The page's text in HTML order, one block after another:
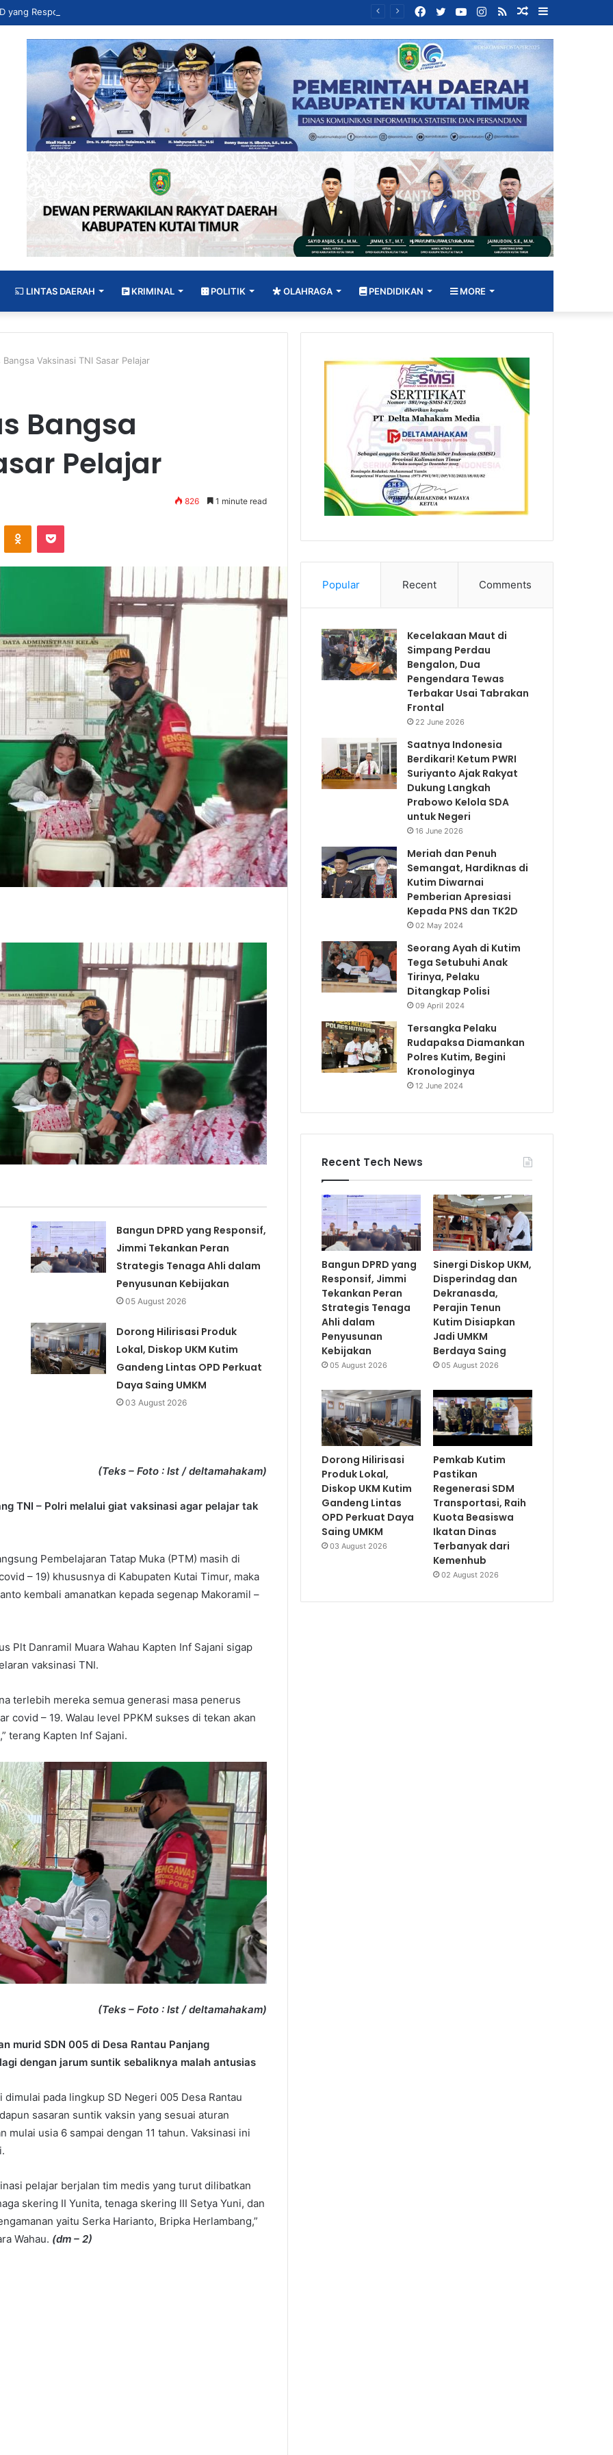
Random
Article
RSS
Instagram
YouTube
Twitter
Facebook
LINTAS DAERAH KRIMINAL POLITIK OLAHRAGA PENDIDIKAN MORE
Vaksinasi TNI Sasar Pelajar
Bangsa
Pelajar
826 1 minute read
Bangun DPRD yang Responsif,
Jimmi Tekankan Peran
Strategis Tenaga Ahli dalam
Penyusunan Kebijakan
05 August 2026
Dorong Hilirisasi Produk
Lokal, Diskop UKM Kutim
Gandeng Lintas OPD Perkuat
Daya Saing UMKM
03 August 2026
(Teks – Foto : Ist / deltamahakam)
TNI – Polri melalui giat vaksinasi agar pelajar tak
Pembelajaran Tatap Muka (PTM) masih di
– 19) khususnya di Kabupaten Kutai Timur, maka
kembali amanatkan kepada segenap Makoramil –
Plt Danramil Muara Wahau Kapten Inf Sajani sigap
vaksinasi TNI.
terlebih mereka semua generasi masa penerus
covid – 19. Walau level PPKM sukses di tekan akan
terang Kapten Inf Sajani.
(Teks – Foto : Ist / deltamahakam)
murid SDN 005 di Desa Rantau Panjang
dengan jarum suntik sebaliknya malah antusias
pada lingkup SD Negeri 005 Desa Rantau
sasaran suntik vaksin yang sesuai aturan
usia 6 sampai dengan 11 tahun. Vaksinasi ini
pelajar berjalan tim medis yang turut dilibatkan
skering II Yunita, tenaga skering III Setya Yuni, dan
yaitu Serka Harianto, Bripka Herlambang,”
Wahau. (dm – 2)
Popular Recent Comments
Kecelakaan Maut di
Simpang Perdau
Bengalon, Dua
Pengendara Tewas
Terbakar Usai Tabrakan
Frontal
22 June 2026
Saatnya Indonesia
Berdikari! Ketum PWRI
Suriyanto Ajak Rakyat
Dukung Langkah
Prabowo Kelola SDA
untuk Negeri
16 June 2026
Meriah dan Penuh
Semangat, Hardiknas di
Kutim Diwarnai
Pemberian Apresiasi
Kepada PNS dan TK2D
02 May 2024
Seorang Ayah di Kutim
Tega Setubuhi Anak
Tirinya, Pelaku
Ditangkap Polisi
09 April 2024
Tersangka Pelaku
Rudapaksa Diamankan
Polres Kutim, Begini
Kronologinya
12 June 2024
Recent Tech News
Bangun DPRD yang
Responsif, Jimmi
Tekankan Peran
Strategis Tenaga
Ahli dalam
Penyusunan
Kebijakan
05 August 2026
Sinergi Diskop UKM,
Disperindag dan
Dekranasda,
Perajin Tenun
Kutim Disiapkan
Jadi UMKM
Berdaya Saing
05 August 2026
Dorong Hilirisasi
Produk Lokal,
Diskop UKM Kutim
Gandeng Lintas
OPD Perkuat Daya
Saing UMKM
03 August 2026
Pemkab Kutim
Pastikan
Regenerasi SDM
Transportasi, Raih
Kuota Beasiswa
Ikatan Dinas
Terbanyak dari
Kemenhub
02 August 2026